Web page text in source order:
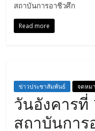
สถาบันการอาชีวศึก
Read more
ข่าวประชาสัมพันธ์ จดหม
วันอังคารที่
สถาบันกา